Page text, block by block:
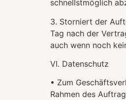
schnellstmöglich
3. Storniert der
Tag nach der
auch wenn noch
VI. Datenschutz
• Zum
Rahmen des